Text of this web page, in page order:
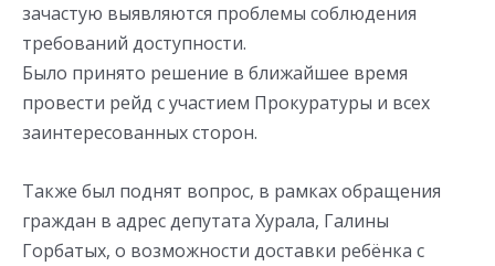
зачастую выявляются проблемы соблюдения
требований доступности.
Было принято решение в ближайшее время
провести рейд с участием Прокуратуры и всех
заинтересованных сторон.
Также был поднят вопрос, в рамках обращения
граждан в адрес депутата Хурала, Галины
Горбатых, о возможности доставки ребёнка с